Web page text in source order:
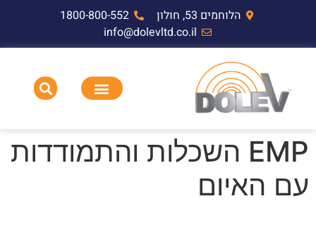
הלוחמים 53, חולון
1800-800-552
info@dolevltd.co.il
EMP השכלות והתמודדות
עם האיום